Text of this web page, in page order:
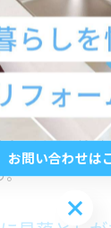
ーディネート
るためバリア
低くなり、介
具体的なバリ
金の活用も検
。
お問い合わせは
お問い合わせは